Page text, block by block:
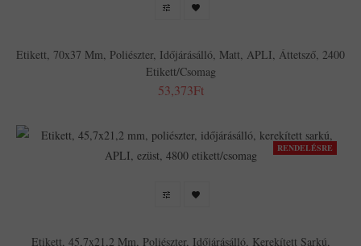
Etikett, 70x37 Mm, Poliészter, Időjárásálló, Matt, APLI, Áttetsző, 2400
Etikett/csomag
53,373Ft
RENDELÉSRE
Etikett, 45,7x21,2 Mm, Poliészter, Időjárásálló, Kerekített Sarkú,